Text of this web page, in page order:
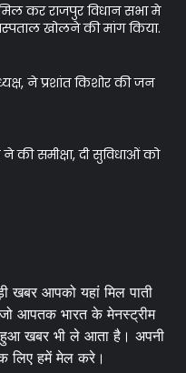
मिल कर राजपुर विधान सभा मे
खोलने की मांग किया.
ने प्रशांत किशोर की जन
की समीक्षा, दी सुविधाओं को
खबर आपको यहां मिल पाती
आपतक भारत के मेनस्ट्रीम
हुआ खबर भी ले आता है। अपनी
क लिए हमें मेल करे।